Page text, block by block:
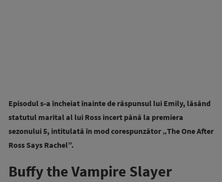
Episodul s-a încheiat înainte de răspunsul lui Emily, lăsând
statutul marital al lui Ross incert până la premiera
sezonului 5, intitulată în mod corespunzător „The One After
Ross Says Rachel”.
Buffy the Vampire Slayer